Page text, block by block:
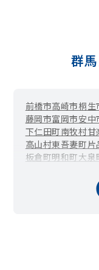
群
前橋市高崎市桐生
藤岡市富岡市安中
下仁田町南牧村甘
高山村東吾妻町片
板倉町明和町大泉